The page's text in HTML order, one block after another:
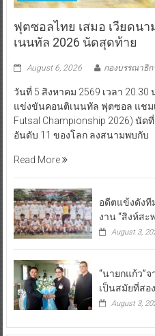
ฟุตซอลไทย เสมอ เวียดน
เนนทัล 2026 นัดสุดท้าย
August 6, 2026 กองบรรณาธิก
วันที่ 5 สิงหาคม 2569 เวลา
แข่งขันคอนติเนนทัล ฟุตซอล แชม
Futsal Championship 2026) นั
อันดับ 11 ของโลก ลงสนามพบกับ
Read More
อดีตแข้งดังที
งาน “สิงห์ส
August 3,
“นายกแก้ว”
เป็นสมัยที่สอง
August 3,